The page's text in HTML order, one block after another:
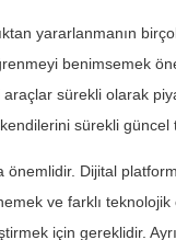
yararlanmanın
benimsemek
sürekli olarak
sürekli güncel
önemlidir. Dijital
ve farklı
için gereklidir.